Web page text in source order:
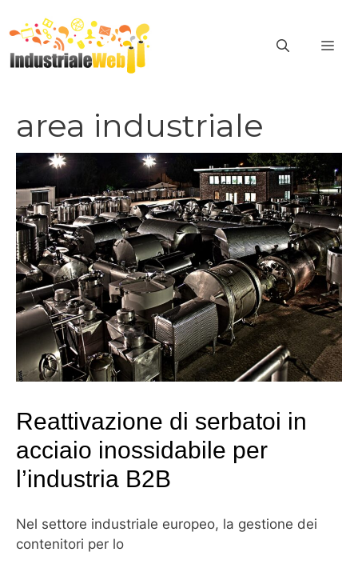
al
contenuto
area industriale
Reattivazione di serbatoi in
acciaio inossidabile per
l’industria B2B
Nel settore industriale europeo, la gestione dei
contenitori per lo